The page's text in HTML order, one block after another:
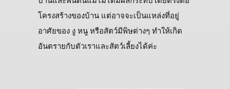
โครงสร้างของบ้าน แต่อาจจะเป็นแหล่งที่อยู่
อาศัยของ งู หนู หรือสัตว์มีพิษต่างๆ ทำให้เกิด
อันตรายกับตัวเราและสัตว์เลี้ยงได้ค่ะ